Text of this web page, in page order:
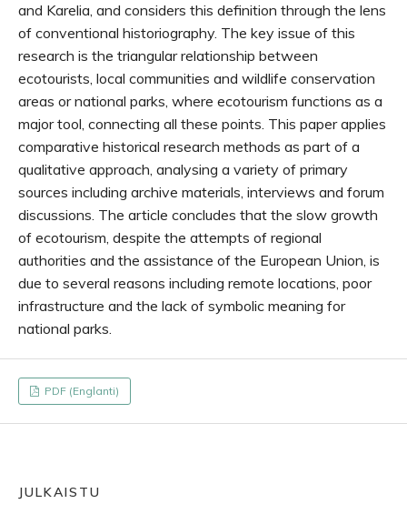
and Karelia, and considers this definition through the lens
of conventional historiography. The key issue of this
research is the triangular relationship between
ecotourists, local communities and wildlife conservation
areas or national parks, where ecotourism functions as a
major tool, connecting all these points. This paper applies
comparative historical research methods as part of a
qualitative approach, analysing a variety of primary
sources including archive materials, interviews and forum
discussions. The article concludes that the slow growth
of ecotourism, despite the attempts of regional
authorities and the assistance of the European Union, is
due to several reasons including remote locations, poor
infrastructure and the lack of symbolic meaning for
national parks.
PDF (Englanti)
JULKAISTU